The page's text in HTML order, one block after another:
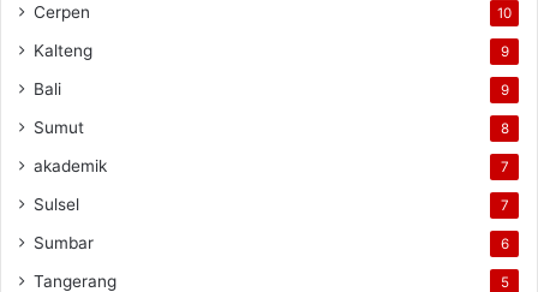
Cerpen 10
Kalteng 9
Bali 9
Sumut 8
akademik 7
Sulsel 7
Sumbar 6
Tangerang 5